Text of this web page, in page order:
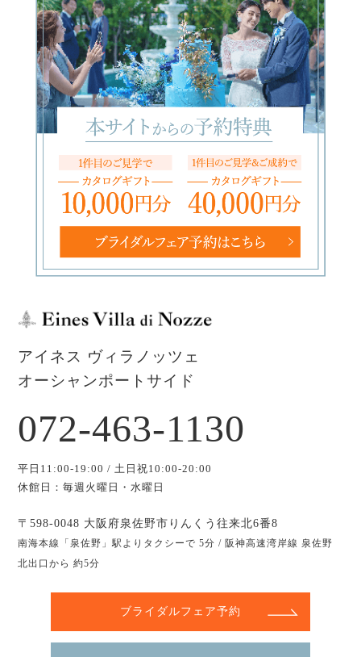
アイネス ヴィラノッツェ
オーシャンポートサイド
072-463-1130
平日11:00-19:00 / 土日祝10:00-20:00
休館日：毎週火曜日・水曜日
〒598-0048 大阪府泉佐野市りんくう往来北6番8
南海本線「泉佐野」駅よりタクシーで 5分 / 阪神高速湾岸線 泉佐野
北出口から 約5分
ブライダルフェア予約